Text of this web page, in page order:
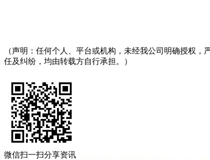
（声明：任何个人、平台或机构，未经我公司明确授权
任及纠纷，均由转载方自行承担。）
微信扫一扫分享资讯